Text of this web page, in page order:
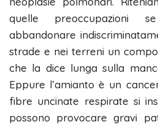
quelle preoccupazioni
abbandonare
strade e nei terreni un
che la dice lunga sulla
Eppure l’amianto è un
fibre uncinate respirate si
possono provocare gravi